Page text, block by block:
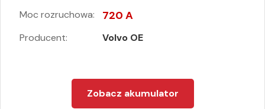
Moc rozruchowa: 720 A
Producent: Volvo OE
Zobacz akumulator